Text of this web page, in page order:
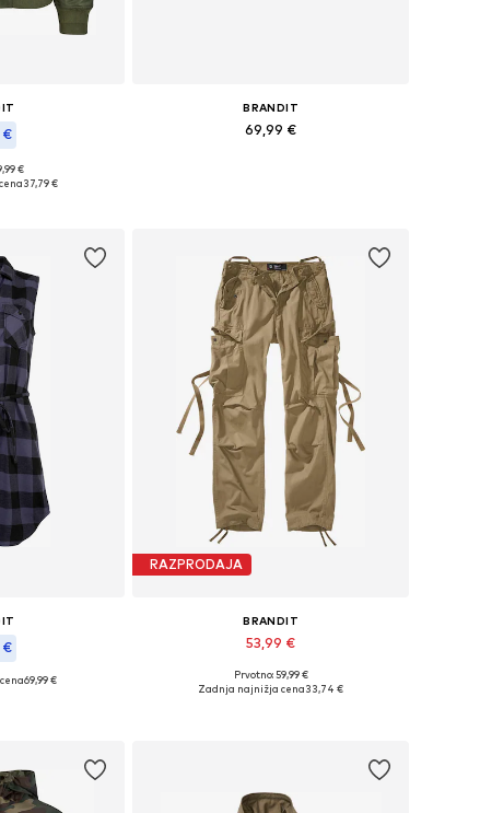
€
XS, M, XXXL
€
37,79 €
BRANDIT
69,99 €
€
S
69,99 €
RAZPRODAJA
BRANDIT
53,99 €
Razpoložljive velikosti: 40
Prvotno: 59,99 €
Zadnja najnižja cena33,74 €